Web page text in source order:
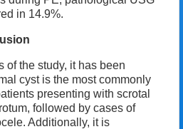
in 14.9%.
of the study, it has been
cyst is the most commonly
presenting with scrotal
followed by cases of
Additionally, it is